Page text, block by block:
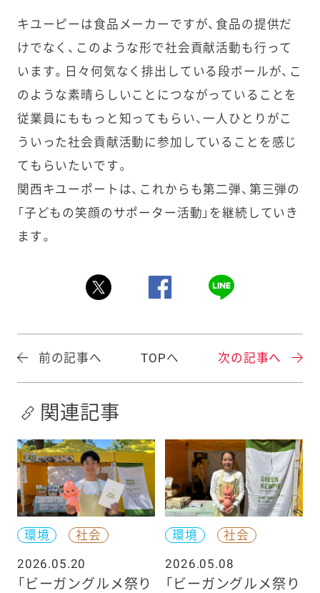
キユーピーは食品メーカーですが、食品の提供だ
けでなく、このような形で社会貢献活動も行って
います。日々何気なく排出している段ボールが、こ
のような素晴らしいことにつながっていることを
従業員にももっと知ってもらい、一人ひとりがこ
ういった社会貢献活動に参加していることを感じ
てもらいたいです。
関西キユーポートは、これからも第二弾、第三弾の
「子どもの笑顔のサポーター活動」を継続していき
ます。
前の記事へ TOPへ 次の記事へ
関連記事
環境
社会
2026.05.20
「ビーガングルメ祭り
環境
社会
2026.05.08
「ビーガングルメ祭り